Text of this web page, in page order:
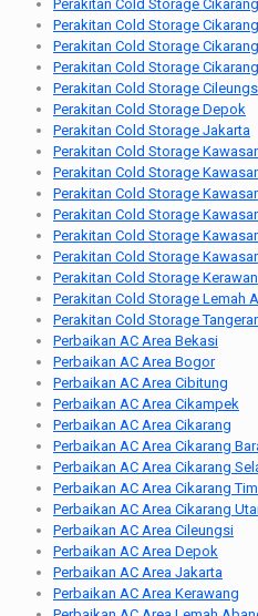
Perakitan Cold Storage
Perakitan Cold Storage
Perakitan Cold Storage
Perakitan Cold Storage
Perakitan Cold Storage
Perakitan Cold Storage Depok
Perakitan Cold Storage Jakarta
Perakitan Cold Storage
Perakitan Cold Storage
Perakitan Cold Storage
Perakitan Cold Storage
Perakitan Cold Storage
Perakitan Cold Storage
Perakitan Cold Storage
Perakitan Cold Storage Lemah
Perakitan Cold Storage
Perbaikan AC Area Bekasi
Perbaikan AC Area Bogor
Perbaikan AC Area Cibitung
Perbaikan AC Area Cikampek
Perbaikan AC Area Cikarang
Perbaikan AC Area Cikarang
Perbaikan AC Area Cikarang
Perbaikan AC Area Cikarang
Perbaikan AC Area Cikarang
Perbaikan AC Area Cileungsi
Perbaikan AC Area Depok
Perbaikan AC Area Jakarta
Perbaikan AC Area Kerawang